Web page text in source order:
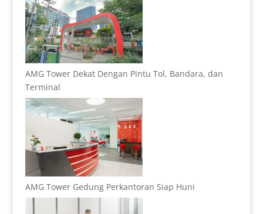
AMG Tower Dekat Dengan Pintu Tol, Bandara, dan
Terminal
AMG Tower Gedung Perkantoran Siap Huni